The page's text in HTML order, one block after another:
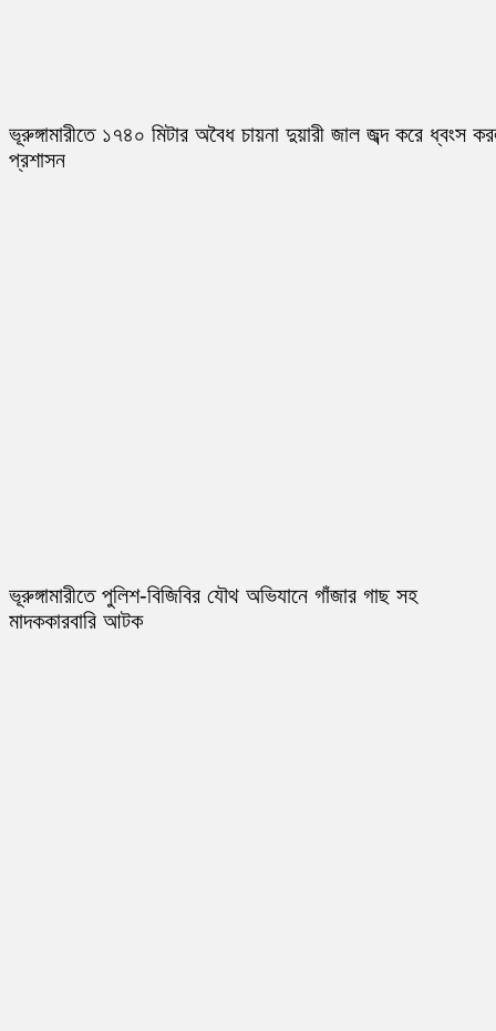
ভূরুঙ্গামারীতে ১৭৪০ মিটার অবৈধ চায়না দুয়ারী জাল জব্দ করে ধ্বংস
প্রশাসন
ভূরুঙ্গামারীতে পুলিশ-বিজিবির যৌথ অভিযানে গাঁজার গাছ সহ
মাদককারবারি আটক